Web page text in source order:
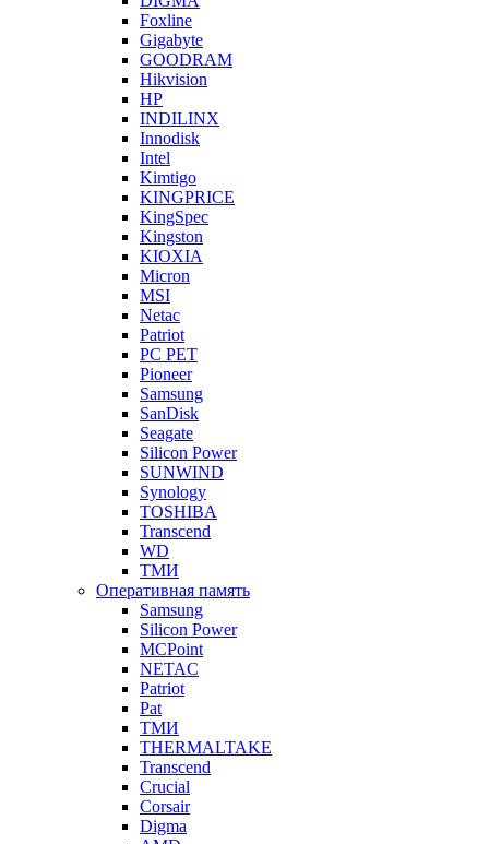
Foxline
Gigabyte
GOODRAM
Hikvision
HP
INDILINX
Innodisk
Intel
Kimtigo
KINGPRICE
KingSpec
Kingston
KIOXIA
Micron
MSI
Netac
Patriot
PC PET
Pioneer
Samsung
SanDisk
Seagate
Silicon Power
SUNWIND
Synology
TOSHIBA
Transcend
WD
ТМИ
Оперативная память
Samsung
Silicon Power
MCPoint
NETAC
Patriot
Pat
ТМИ
THERMALTAKE
Transcend
Crucial
Corsair
Digma